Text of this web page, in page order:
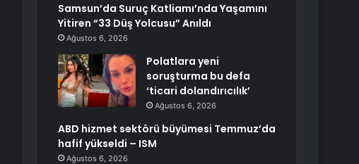
Samsun’da Suruç Katliamı’nda Yaşamını
Yitiren “33 Düş Yolcusu” Anıldı
Ağustos 6, 2026
Polatlara yeni
soruşturma bu defa
‘ticari dolandırıcılık’
Ağustos 6, 2026
ABD hizmet sektörü büyümesi Temmuz’da
hafif yükseldi – ISM
Ağustos 6, 2026